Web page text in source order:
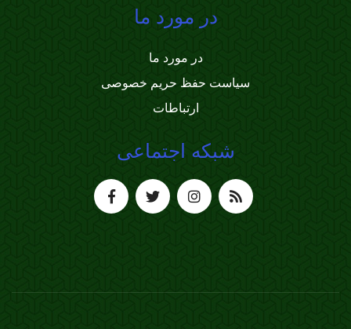
در مورد ما
در مورد ما
سیاست حفظ حریم خصوصی
ارتباطات
شبکه اجتماعی